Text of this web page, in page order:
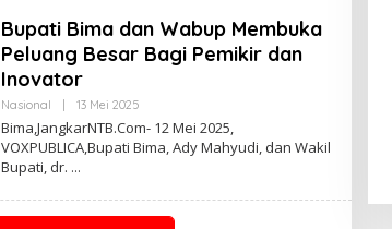
Bupati Bima dan Wabup Membuka
Peluang Besar Bagi Pemikir dan
Inovator
Nasional 13 Mei 2025Oleh
NTB
Bima,JangkarNTB.Com- 12 Mei 2025,
VOXPUBLICA,Bupati Bima, Ady Mahyudi, dan Wakil
Bupati, dr.